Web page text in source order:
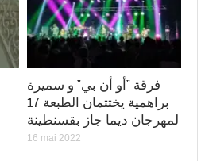
فرقة ”أو أن بي” و سميرة
براهمية يختتمان الطبعة 17
لمهرجان ديما جاز بقسنطينة
16 mai 2022